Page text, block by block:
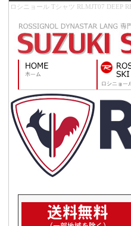
ロシニョール Tシャツ RLMJT07 DEEP